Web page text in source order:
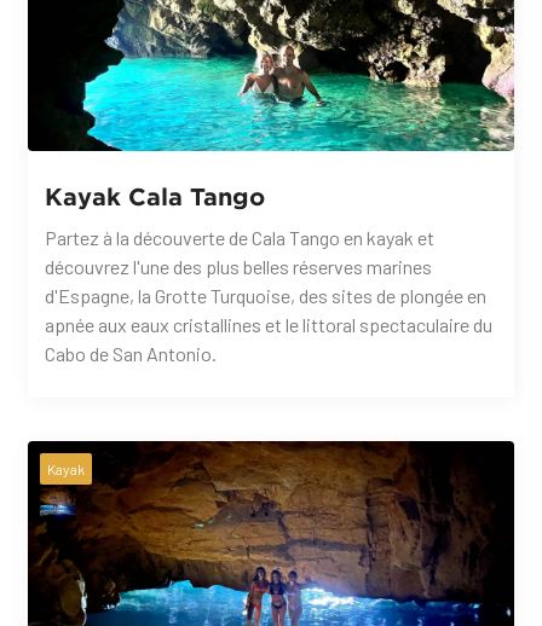
Kayak Cala Tango
Partez à la découverte de Cala Tango en kayak et
découvrez l'une des plus belles réserves marines
d'Espagne, la Grotte Turquoise, des sites de plongée en
apnée aux eaux cristallines et le littoral spectaculaire du
Cabo de San Antonio.
Kayak